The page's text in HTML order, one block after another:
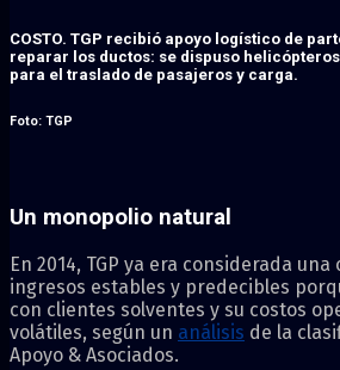
COSTO. TGP recibió apoyo logístico de
reparar los ductos: se dispuso
para el traslado de pasajeros y carga.
Foto: TGP
Un monopolio natural
En 2014, TGP ya era considerada
ingresos estables y predecibles
con clientes solventes y su costos
volátiles, según un análisis de la
Apoyo & Asociados.